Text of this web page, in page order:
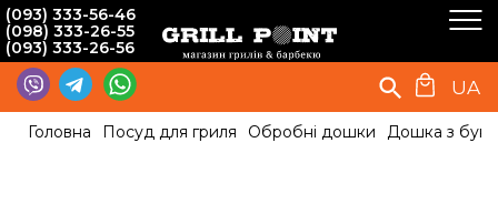
(093) 333-56-46
(098) 333-26-55
(093) 333-26-56
UA
Головна Посуд для гриля Обробні дошки Дошка з бука